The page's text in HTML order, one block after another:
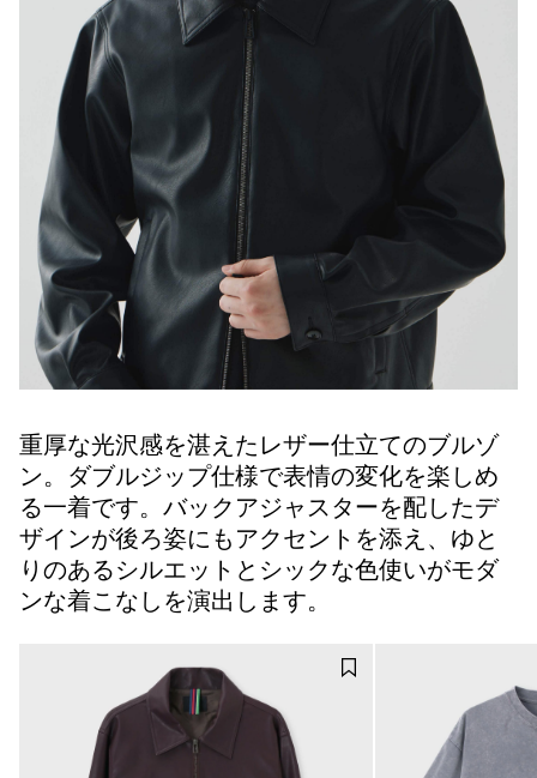
重厚な光沢感を湛えたレザー仕立てのブルゾ
ン。ダブルジップ仕様で表情の変化を楽しめ
る一着です。バックアジャスターを配したデ
ザインが後ろ姿にもアクセントを添え、ゆと
りのあるシルエットとシックな色使いがモダ
ンな着こなしを演出します。